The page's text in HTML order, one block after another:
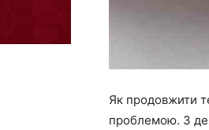
Як продовжити
проблемою. З